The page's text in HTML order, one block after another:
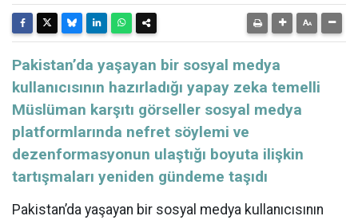
Pakistan’da yaşayan bir sosyal medya
kullanıcısının hazırladığı yapay zeka temelli
Müslüman karşıtı görseller sosyal medya
platformlarında nefret söylemi ve
dezenformasyonun ulaştığı boyuta ilişkin
tartışmaları yeniden gündeme taşıdı
Pakistan’da yaşayan bir sosyal medya kullanıcısının